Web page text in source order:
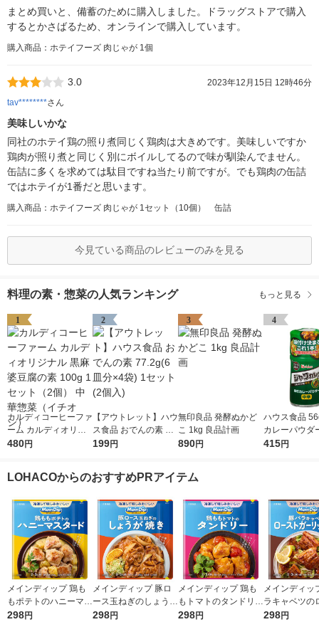
まとめ買いと、備蓄のために購入しました。ドラッグストアで購入
するとかさばるため、オンラインで購入しています。
購入商品：ホテイフーズ 肉じゃが 1個
3.0
2023年12月15日 12時46分
tav********さん
美味しいかな
同社のホテイ鶏の照り煮同じく鶏肉は大きめです。美味しいですか
鶏肉が照り煮と同じく別にボイルしてるので味が馴染んでません。
缶詰に多くを求めては駄目ですね当たり前ですが。でも鶏肉の缶詰
ではホテイが1番だと思います。
購入商品：ホテイフーズ 肉じゃが 1セット（10個） 缶詰
今見ている商品のレビューのみを見る
料理の素・惣菜の人気ランキング もっと見る
1
カルディコーヒーファ
ーム カルディオリジ
ナル 黒麻婆豆腐の素
480円
2
【アウトレット】ハウ
ス食品 おでんの素 77.
2g(6皿分×4袋) 1セッ
199円
3
無印良品 発酵ぬかど
こ 1kg 良品計画
890円
4
ハウス食品
カレーパウダ
ワカレー味 1
415円
LOHACOからのおすすめPRアイテム
メインディップ 鶏も
もポテトのハニーマス
タード 1個（2〜3人
298円
メインディップ 豚ロ
ース玉ねぎのしょうが
焼き 1個（2〜3人前）
298円
メインディップ 鶏も
もトマトのタンドリー
1個（2〜3人前） (冷
298円
メインディッ
ラキャベツの
ガーリック炒
298円